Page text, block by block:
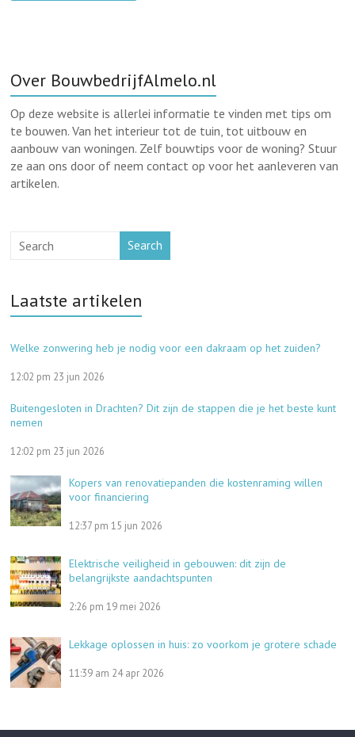
Over BouwbedrijfAlmelo.nl
Op deze website is allerlei informatie te vinden met tips om
te bouwen. Van het interieur tot de tuin, tot uitbouw en
aanbouw van woningen. Zelf bouwtips voor de woning? Stuur
ze aan ons door of neem contact op voor het aanleveren van
artikelen.
Search
Laatste artikelen
Welke zonwering heb je nodig voor een dakraam op het zuiden?
12:02 pm 23 jun 2026
Buitengesloten in Drachten? Dit zijn de stappen die je het beste kunt
nemen
12:02 pm 23 jun 2026
Kopers van renovatiepanden die kostenraming willen
voor financiering
12:37 pm 15 jun 2026
Elektrische veiligheid in gebouwen: dit zijn de
belangrijkste aandachtspunten
2:26 pm 19 mei 2026
Lekkage oplossen in huis: zo voorkom je grotere schade
11:39 am 24 apr 2026